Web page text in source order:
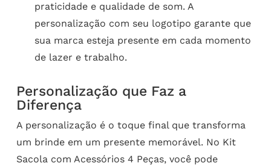
praticidade e qualidade de som. A
personalização com seu logotipo garante que
sua marca esteja presente em cada momento
de lazer e trabalho.
Personalização que Faz a
Diferença
A personalização é o toque final que transforma
um brinde em um presente memorável. No Kit
Sacola com Acessórios 4 Peças, você pode